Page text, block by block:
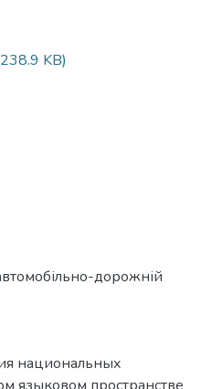
KB)
дорожній
национальных